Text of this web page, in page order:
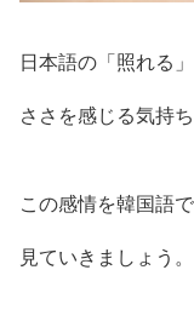
日本語の「照れる
ささを感じる気持
この感情を韓国語
見ていきましょう。